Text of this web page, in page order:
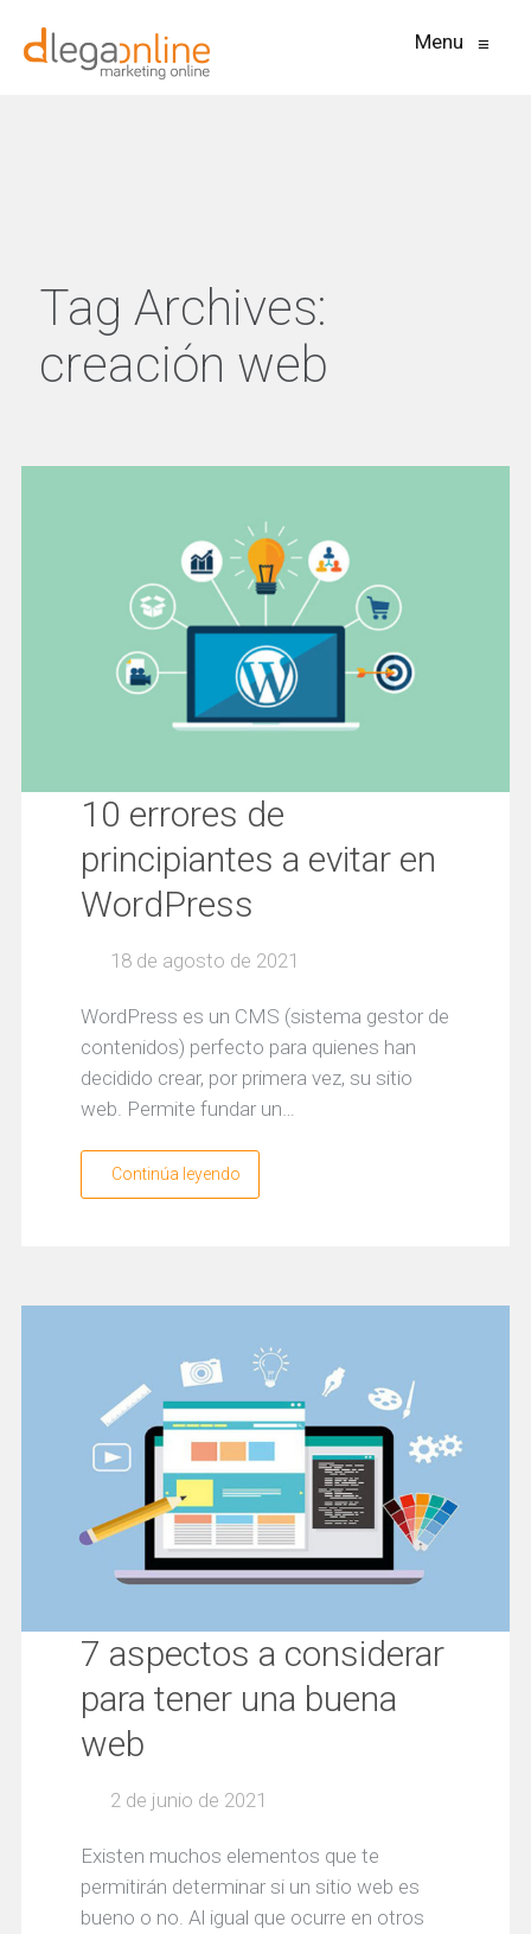
Menu ≡
Tag Archives:
creación web
10 errores de
principiantes a evitar en
WordPress
18 de agosto de 2021
WordPress es un CMS (sistema gestor de
contenidos) perfecto para quienes han
decidido crear, por primera vez, su sitio
web. Permite fundar un…
Continúa leyendo
7 aspectos a considerar
para tener una buena
web
2 de junio de 2021
Existen muchos elementos que te
permitirán determinar si un sitio web es
bueno o no. Al igual que ocurre en otros